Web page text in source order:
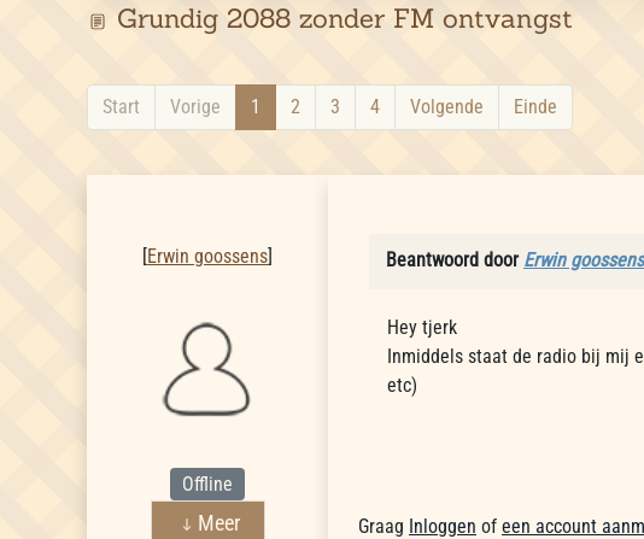
Grundig 2088 zonder FM ontvangst
Start Vorige 1 2 3 4 Volgende Einde
[Erwin goossens]
Offline
Meer
Beantwoord door Erwin goossens
Hey tjerk
Inmiddels staat de radio bij mij
etc)
Graag Inloggen of een account